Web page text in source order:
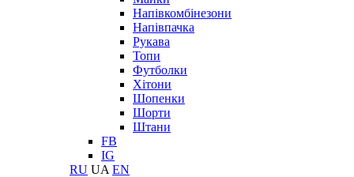
Напівкомбінезони
Напівпачка
Рукава
Топи
Футболки
Хітони
Шопенки
Шорти
Штани
FB
IG
RU UA EN